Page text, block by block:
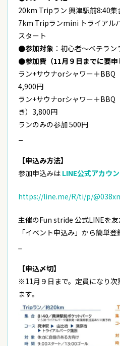
20km Tripラン 興津駅前8:40
7km Tripランmini トライアル
スタート
●参加対象 ：初心者〜ベテラ
●参加費（11月９日までに要申
ラン+サウナorシャワー＋BBQ
4,900円
ラン+サウナorシャワー＋BBQ
き）3,800円
ランのみの参加 500円
【申込み方法】
参加申込みは LINE公式アカウ
https://line.me/R/ti/p/
主催のFun stride 公式LINEを
「イベント申込み」から簡単登
【申込〆切】
※11月９日まで。定員になり次
ます。